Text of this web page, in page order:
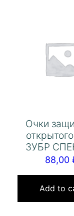
Очки
ЗУБР
88,00
Add to